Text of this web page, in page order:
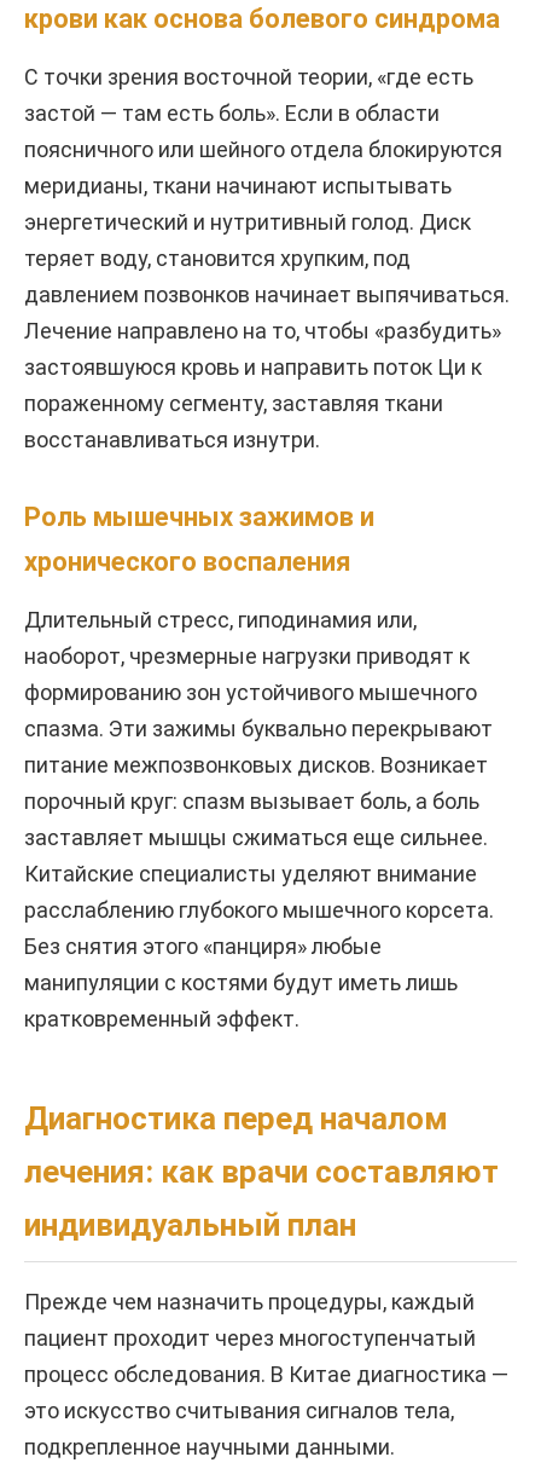
крови как основа болевого синдрома
С точки зрения восточной теории, «где есть
застой — там есть боль». Если в области
поясничного или шейного отдела блокируются
меридианы, ткани начинают испытывать
энергетический и нутритивный голод. Диск
теряет воду, становится хрупким, под
давлением позвонков начинает выпячиваться.
Лечение направлено на то, чтобы «разбудить»
застоявшуюся кровь и направить поток Ци к
пораженному сегменту, заставляя ткани
восстанавливаться изнутри.
Роль мышечных зажимов и
хронического воспаления
Длительный стресс, гиподинамия или,
наоборот, чрезмерные нагрузки приводят к
формированию зон устойчивого мышечного
спазма. Эти зажимы буквально перекрывают
питание межпозвонковых дисков. Возникает
порочный круг: спазм вызывает боль, а боль
заставляет мышцы сжиматься еще сильнее.
Китайские специалисты уделяют внимание
расслаблению глубокого мышечного корсета.
Без снятия этого «панциря» любые
манипуляции с костями будут иметь лишь
кратковременный эффект.
Диагностика перед началом
лечения: как врачи составляют
индивидуальный план
Прежде чем назначить процедуры, каждый
пациент проходит через многоступенчатый
процесс обследования. В Китае диагностика —
это искусство считывания сигналов тела,
подкрепленное научными данными.